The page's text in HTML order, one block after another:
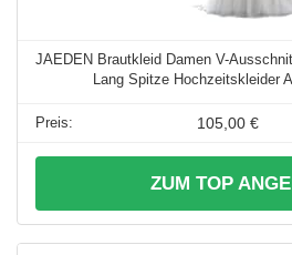
JAEDEN Brautkleid Damen V-
Lang Spitze Hochzeitskleider
105,00 €
ZUM TOP